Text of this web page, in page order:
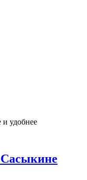
удобнее
Сасыкине